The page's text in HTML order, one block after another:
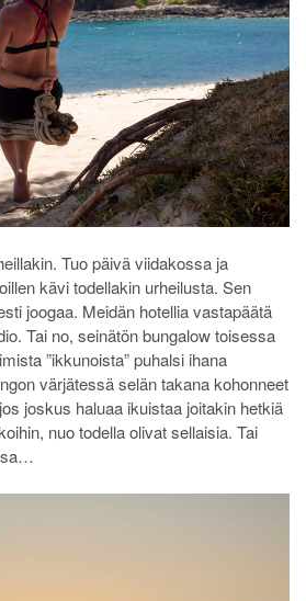
Tuo päivä viidakossa ja
kävi todellakin urheilusta. Sen
joogaa. Meidän hotellia vastapäätä
Tai no, seinätön bungalow toisessa
”ikkunoista” puhalsi ihana
värjätessä selän takana kohonneet
joskus haluaa ikuistaa joitakin hetkiä
nuo todella olivat sellaisia. Tai